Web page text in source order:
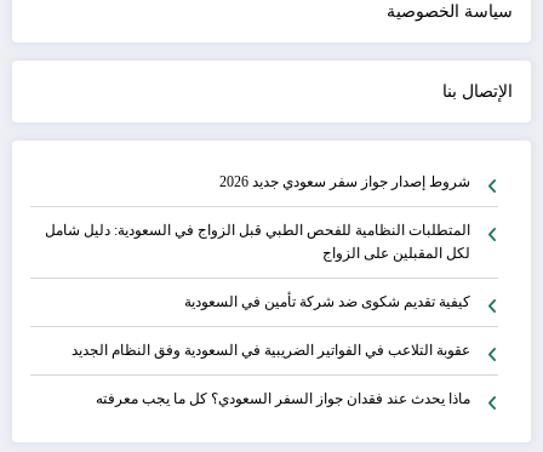
سياسة الخصوصية
الإتصال بنا
شروط إصدار جواز سفر سعودي جديد 2026
المتطلبات النظامية للفحص الطبي قبل الزواج في السعودية: دليل شامل
لكل المقبلين على الزواج
كيفية تقديم شكوى ضد شركة تأمين في السعودية
عقوبة التلاعب في الفواتير الضريبية في السعودية وفق النظام الجديد
ماذا يحدث عند فقدان جواز السفر السعودي؟ كل ما يجب معرفته